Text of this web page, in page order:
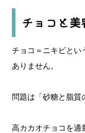
チョコと
チョコ＝ニキビとい
ありません。
問題は「砂糖と脂質
高カカオチョコを適